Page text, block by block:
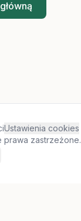
Ustawienia cookies
prawa zastrzeżone.